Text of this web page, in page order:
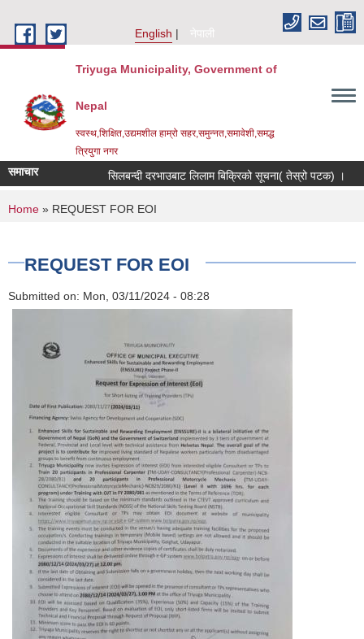
English
नेपाली
Triyuga Municipality, Government of
Nepal
स्वस्थ,शिक्षित,उद्यमशील हाम्रो सहर,समुन्नत,समावेशी,समद्ध
त्रियुगा नगर
समाचार सिलबन्दी दरभाउबाट लिलाम बिक्रिको सूचना( तेस्रो पटक) ।
You are here
Home » REQUEST FOR EOI
REQUEST FOR EOI
Submitted on: Mon, 03/11/2024 - 08:28